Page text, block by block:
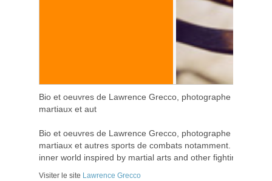
Bio et oeuvres de Lawrence Grecco, photographe new-
martiaux et aut
Bio et oeuvres de Lawrence Grecco, photographe new-
martiaux et autres sports de combats notamment.
inner world inspired by martial arts and other fighting
Visiter le site Lawrence Grecco